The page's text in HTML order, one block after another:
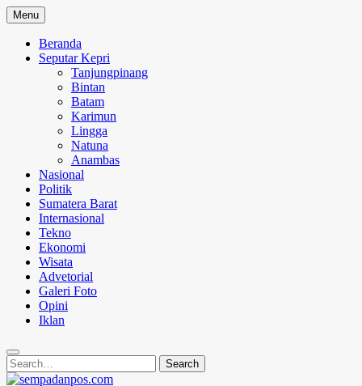
Skip
to
content
Menu
Beranda
Seputar Kepri
Tanjungpinang
Bintan
Batam
Karimun
Lingga
Natuna
Anambas
Nasional
Politik
Sumatera Barat
Internasional
Tekno
Ekonomi
Wisata
Advetorial
Galeri Foto
Opini
Iklan
Search
for:
Search